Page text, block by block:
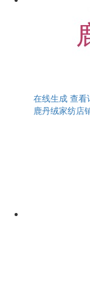
在线生成 查看
鹿丹绒家纺店